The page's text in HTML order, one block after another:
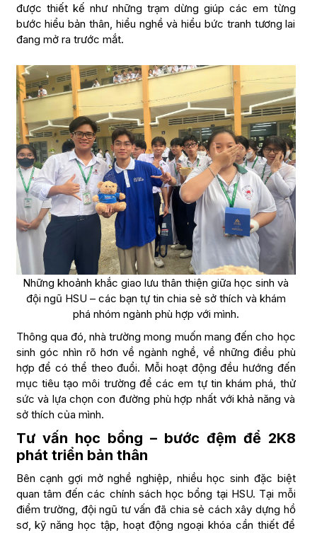
được thiết kế như những trạm dừng giúp các em từng
bước hiểu bản thân, hiểu nghề và hiểu bức tranh tương lai
đang mở ra trước mắt.
Những khoảnh khắc giao lưu thân thiện giữa học sinh và
đội ngũ HSU – các bạn tự tin chia sẻ sở thích và khám
phá nhóm ngành phù hợp với mình.
Thông qua đó, nhà trường mong muốn mang đến cho học
sinh góc nhìn rõ hơn về ngành nghề, về những điều phù
hợp để có thể theo đuổi. Mỗi hoạt động đều hướng đến
mục tiêu tạo môi trường để các em tự tin khám phá, thử
sức và lựa chọn con đường phù hợp nhất với khả năng và
sở thích của mình.
Tư vấn học bổng – bước đệm để 2K8
phát triển bản thân
Bên cạnh gợi mở nghề nghiệp, nhiều học sinh đặc biệt
quan tâm đến các chính sách học bổng tại HSU. Tại mỗi
điểm trường, đội ngũ tư vấn đã chia sẻ cách xây dựng hồ
sơ, kỹ năng học tập, hoạt động ngoại khóa cần thiết để